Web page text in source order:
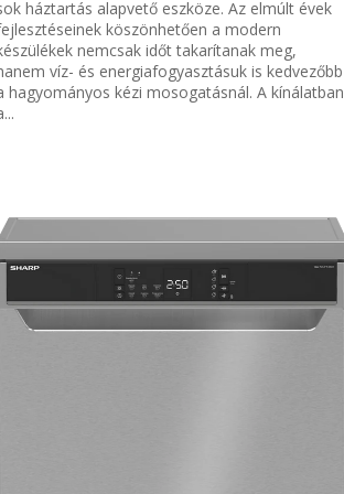
háztartás alapvető eszköze. Az elmúlt évek
köszönhetően a modern
nemcsak időt takarítanak meg,
víz- és energiafogyasztásuk is kedvezőbb
hagyományos kézi mosogatásnál. A kínálatban